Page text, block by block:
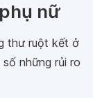
nữ
thư ruột kết ở
những rủi ro